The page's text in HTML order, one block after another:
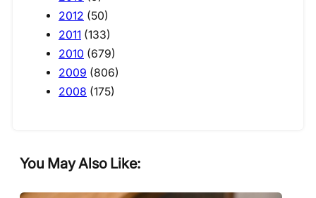
2012 (50)
2011 (133)
2010 (679)
2009 (806)
2008 (175)
You May Also Like: